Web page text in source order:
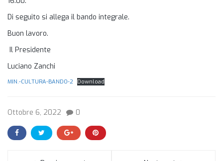
Di seguito si allega il bando integrale.
Buon lavoro.
Il Presidente
Luciano Zanchi
MIN.-CULTURA-BANDO-2 Download
Ottobre 6, 2022 0